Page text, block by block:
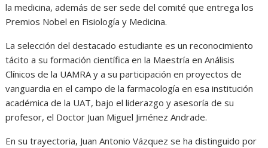
la medicina, además de ser sede del comité que entrega los
Premios Nobel en Fisiología y Medicina.
La selección del destacado estudiante es un reconocimiento
tácito a su formación científica en la Maestría en Análisis
Clínicos de la UAMRA y a su participación en proyectos de
vanguardia en el campo de la farmacología en esa institución
académica de la UAT, bajo el liderazgo y asesoría de su
profesor, el Doctor Juan Miguel Jiménez Andrade.
En su trayectoria, Juan Antonio Vázquez se ha distinguido por